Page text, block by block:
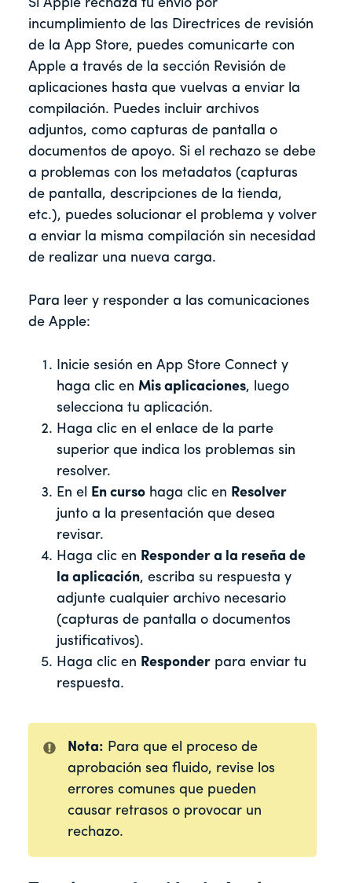
Si Apple rechaza tu envío por
incumplimiento de las Directrices de revisión
de la App Store, puedes comunicarte con
Apple a través de la sección Revisión de
aplicaciones hasta que vuelvas a enviar la
compilación. Puedes incluir archivos
adjuntos, como capturas de pantalla o
documentos de apoyo. Si el rechazo se debe
a problemas con los metadatos (capturas
de pantalla, descripciones de la tienda,
etc.), puedes solucionar el problema y volver
a enviar la misma compilación sin necesidad
de realizar una nueva carga.
Para leer y responder a las comunicaciones
de Apple:
Inicie sesión en App Store Connect y
haga clic en Mis aplicaciones, luego
selecciona tu aplicación.
Haga clic en el enlace de la parte
superior que indica los problemas sin
resolver.
En el En curso haga clic en Resolver
junto a la presentación que desea
revisar.
Haga clic en Responder a la reseña de
la aplicación, escriba su respuesta y
adjunte cualquier archivo necesario
(capturas de pantalla o documentos
justificativos).
Haga clic en Responder para enviar tu
respuesta.
Nota: Para que el proceso de
aprobación sea fluido, revise los
errores comunes que pueden
causar retrasos o provocar un
rechazo.